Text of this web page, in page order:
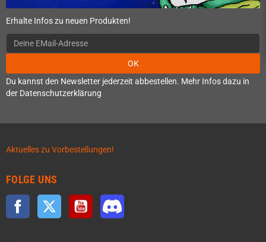
Erhalte Infos zu neuen Produkten!
OK
Du kannst den Newsletter jederzeit abbestellen. Mehr Infos dazu in
der Datenschutzerklärung
Aktuelles zu Vorbestellungen!
FOLGE UNS
Facebook Twitter YouTube